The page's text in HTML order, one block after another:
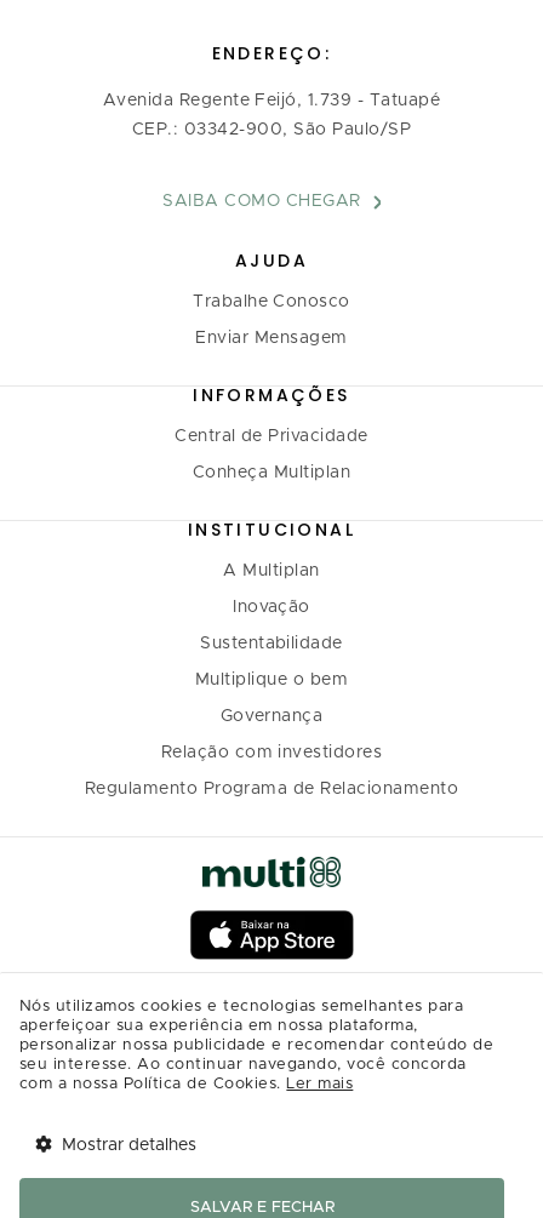
ENDEREÇO:
Avenida Regente Feijó, 1.739 - Tatuapé
CEP.: 03342-900, São Paulo/SP
SAIBA COMO CHEGAR
AJUDA
Trabalhe Conosco
Enviar Mensagem
INFORMAÇÕES
Central de Privacidade
Conheça Multiplan
INSTITUCIONAL
A Multiplan
Inovação
Sustentabilidade
Multiplique o bem
Governança
Relação com investidores
Regulamento Programa de Relacionamento
Nós utilizamos cookies e tecnologias semelhantes para
aperfeiçoar sua experiência em nossa plataforma,
personalizar nossa publicidade e recomendar conteúdo de
seu interesse. Ao continuar navegando, você concorda
com a nossa Política de Cookies. Ler mais
Mostrar detalhes
SALVAR E FECHAR Abrir